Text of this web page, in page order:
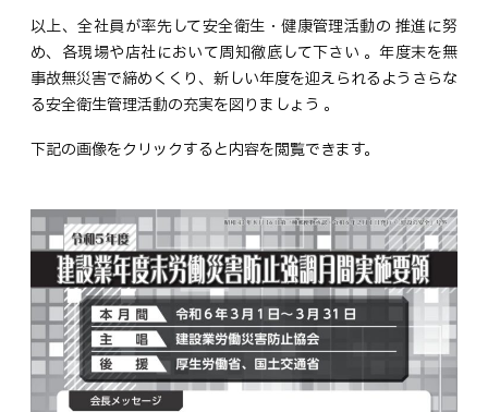
以上、全社員が率先して安全衛生・健康管理活動の 推進に努
め、各現場や店社において周知徹底して下さい 。年度末を無
事故無災害で締めくくり、新しい年度を迎えられるようさらな
る安全衛生管理活動の充実を図りましょう 。
下記の画像をクリックすると内容を閲覧できます。